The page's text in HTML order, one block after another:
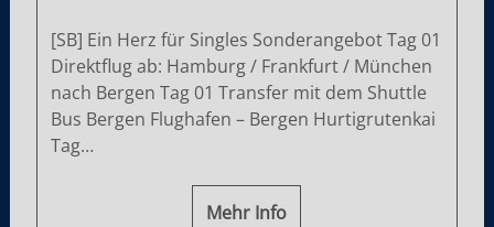
[SB] Ein Herz für Singles Sonderangebot Tag 01
Direktflug ab: Hamburg / Frankfurt / München
nach Bergen Tag 01 Transfer mit dem Shuttle
Bus Bergen Flughafen – Bergen Hurtigrutenkai
Tag…
Mehr Info